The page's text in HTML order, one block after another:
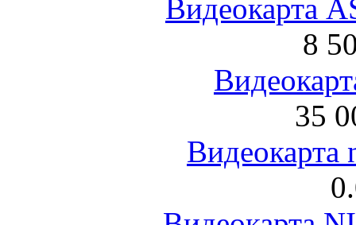
Видеокарта
8
35
Видеокарта